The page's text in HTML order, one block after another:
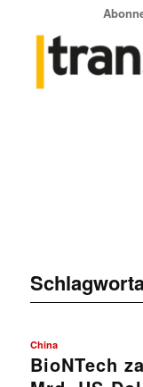
China
BioNTech